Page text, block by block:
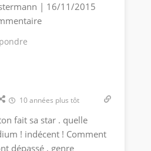
| 16/11/2015
10 années plus tôt
fait sa star . quelle
! indécent ! Comment
dépassé , genre